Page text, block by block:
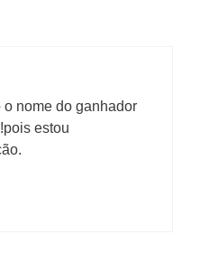
nome do ganhador
estou